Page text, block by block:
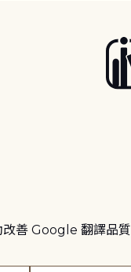
改善 Google 翻譯品質